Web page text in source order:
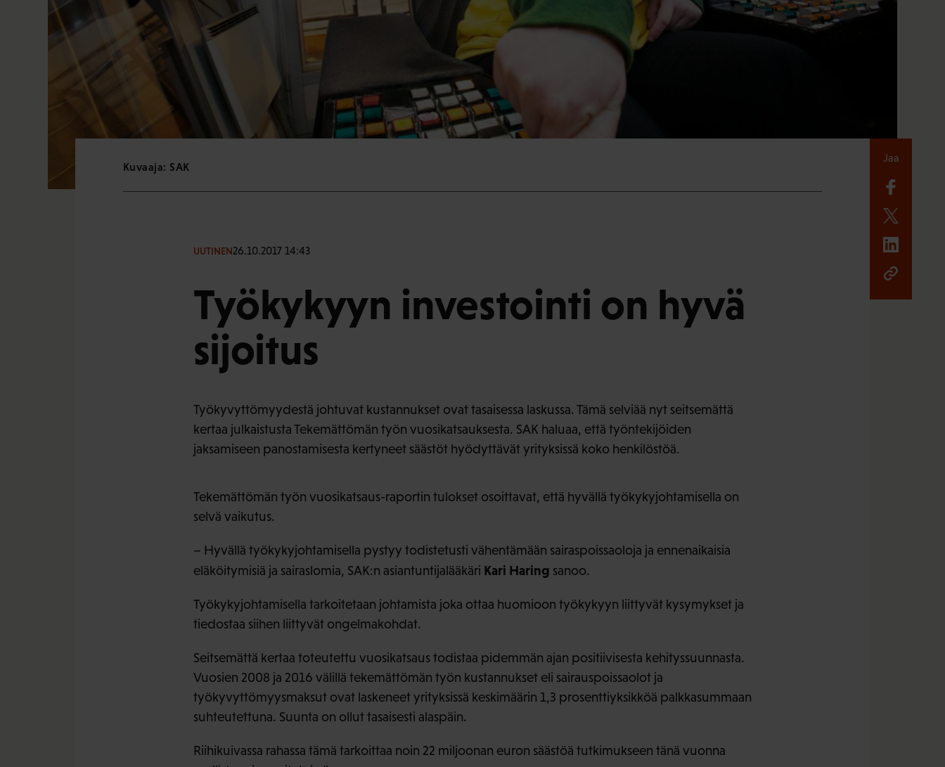
Kuvaaja: SAK
UUTINEN26.10.2017 14:43
Työkykyyn investointi on hyvä
sijoitus
Työkyvyttömyydestä johtuvat kustannukset ovat tasaisessa laskussa. Tämä selviää nyt seitsemättä
kertaa julkaistusta Tekemättömän työn vuosikatsauksesta. SAK haluaa, että työntekijöiden
jaksamiseen panostamisesta kertyneet säästöt hyödyttävät yrityksissä koko henkilöstöä.
Tekemättömän työn vuosikatsaus-raportin tulokset osoittavat, että hyvällä työkykyjohtamisella on
selvä vaikutus.
– Hyvällä työkykyjohtamisella pystyy todistetusti vähentämään sairaspoissaoloja ja ennenaikaisia
eläköitymisiä ja sairaslomia, SAK:n asiantuntijalääkäri Kari Haring sanoo.
Työkykyjohtamisella tarkoitetaan johtamista joka ottaa huomioon työkykyyn liittyvät kysymykset ja
tiedostaa siihen liittyvät ongelmakohdat.
Seitsemättä kertaa toteutettu vuosikatsaus todistaa pidemmän ajan positiivisesta kehityssuunnasta.
Vuosien 2008 ja 2016 välillä tekemättömän työn kustannukset eli sairauspoissaolot ja
työkyvyttömyysmaksut ovat laskeneet yrityksissä keskimäärin 1,3 prosenttiyksikköä palkkasummaan
suhteutettuna. Suunta on ollut tasaisesti alaspäin.
Riihikuivassa rahassa tämä tarkoittaa noin 22 miljoonan euron säästöä tutkimukseen tänä vuonna
Jaa